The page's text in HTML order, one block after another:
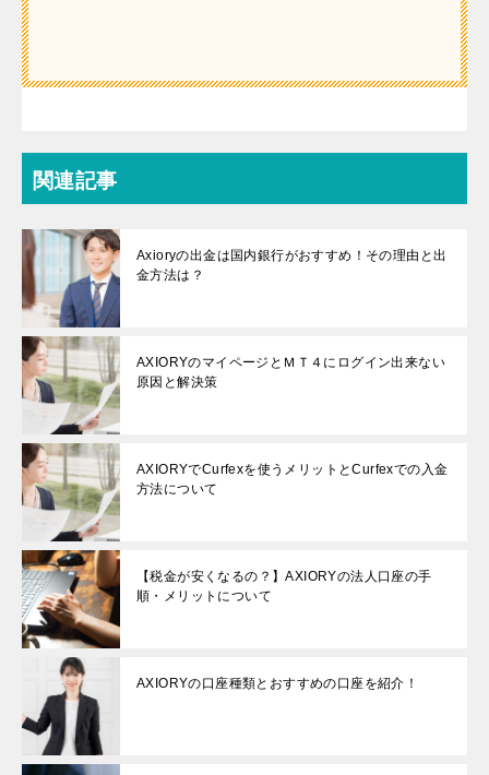
関連記事
Axioryの出金は国内銀行がおすすめ！その理由と出
金方法は？
AXIORYのマイページとＭＴ４にログイン出来ない
原因と解決策
AXIORYでCurfexを使うメリットとCurfexでの入金
方法について
【税金が安くなるの？】AXIORYの法人口座の手
順・メリットについて
AXIORYの口座種類とおすすめの口座を紹介！